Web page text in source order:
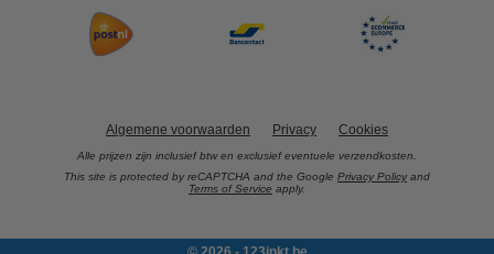
Algemene voorwaarden Privacy Cookies
Alle prijzen zijn inclusief btw en exclusief eventuele verzendkosten.
This site is protected by reCAPTCHA and the Google Privacy Policy and
Terms of Service apply.